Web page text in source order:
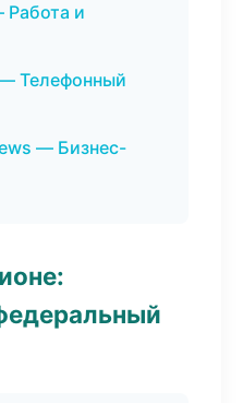
и
Телефонный
— Бизнес-